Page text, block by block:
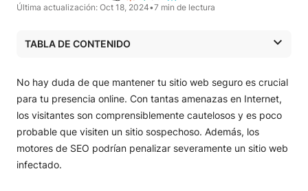
Última actualización: Oct 18, 2024•7 min de lectura
TABLA DE CONTENIDO
¿Cómo puedo administrar la configuración de Site
Scanner?
Escaneos
Limpiezas
Cuarentena de subida de archivos
Protección del sitio
Notificaciones por email
No hay duda de que mantener tu sitio web seguro es crucial
para tu presencia online. Con tantas amenazas en Internet,
los visitantes son comprensiblemente cautelosos y es poco
probable que visiten un sitio sospechoso. Además, los
motores de SEO podrían penalizar severamente un sitio web
infectado.